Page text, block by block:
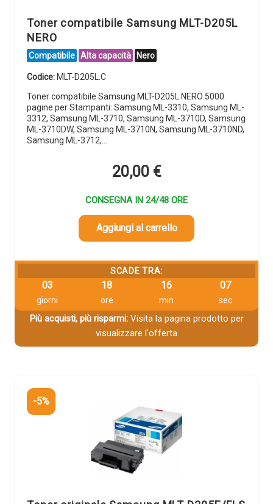
Toner compatibile Samsung MLT-D205L
NERO
Compatibile Alta capacità Nero
Codice: MLT-D205L.C
Toner compatibile Samsung MLT-D205L NERO 5000
pagine per Stampanti: Samsung ML-3310, Samsung ML-
3312, Samsung ML-3710, Samsung ML-3710D, Samsung
ML-3710DW, Samsung ML-3710N, Samsung ML-3710ND,
Samsung ML-3712,…
20,00 €
CONSEGNA IN 24/48 ORE
Aggiungi al carrello
SCADE TRA:
03
giorni
18
ore
16
min
06
sec
Più acquisti, più risparmi:Visita la pagina prodotto per
visualizzare l'offerta
-5%